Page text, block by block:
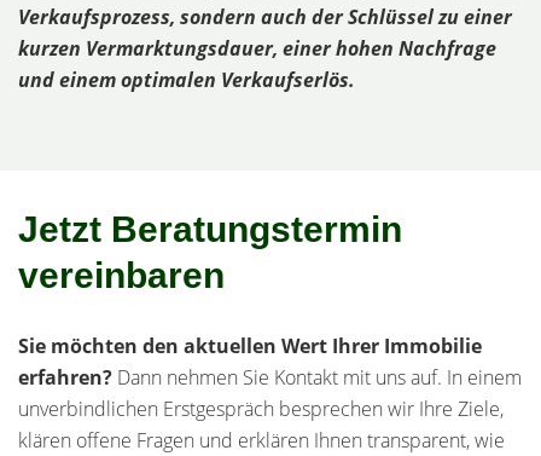
Verkaufsprozess, sondern auch der Schlüssel zu einer
kurzen Vermarktungsdauer, einer hohen Nachfrage
und einem optimalen Verkaufserlös.
Jetzt Beratungstermin
vereinbaren
Sie möchten den aktuellen Wert Ihrer Immobilie
erfahren? Dann nehmen Sie Kontakt mit uns auf. In einem
unverbindlichen Erstgespräch besprechen wir Ihre Ziele,
klären offene Fragen und erklären Ihnen transparent, wie